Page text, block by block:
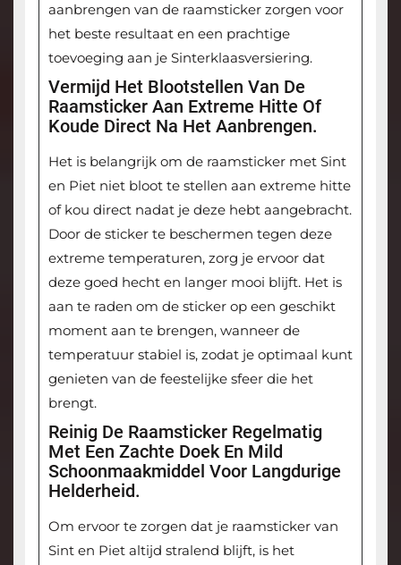
aanbrengen van de raamsticker zorgen voor
het beste resultaat en een prachtige
toevoeging aan je Sinterklaasversiering.
Vermijd Het Blootstellen Van De
Raamsticker Aan Extreme Hitte Of
Koude Direct Na Het Aanbrengen.
Het is belangrijk om de raamsticker met Sint
en Piet niet bloot te stellen aan extreme hitte
of kou direct nadat je deze hebt aangebracht.
Door de sticker te beschermen tegen deze
extreme temperaturen, zorg je ervoor dat
deze goed hecht en langer mooi blijft. Het is
aan te raden om de sticker op een geschikt
moment aan te brengen, wanneer de
temperatuur stabiel is, zodat je optimaal kunt
genieten van de feestelijke sfeer die het
brengt.
Reinig De Raamsticker Regelmatig
Met Een Zachte Doek En Mild
Schoonmaakmiddel Voor Langdurige
Helderheid.
Om ervoor te zorgen dat je raamsticker van
Sint en Piet altijd stralend blijft, is het